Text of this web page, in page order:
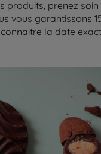
produits, prenez
vous garantissons
la date